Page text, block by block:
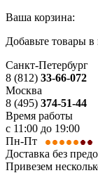
Ваша корзина:
Добавьте товары в
Санкт-Петербург
8 (812) 33-66-072
Москва
8 (495) 374-51-44
Время работы
с 11:00 до 19:00
Пн-Пт
Доставка без
Привезем